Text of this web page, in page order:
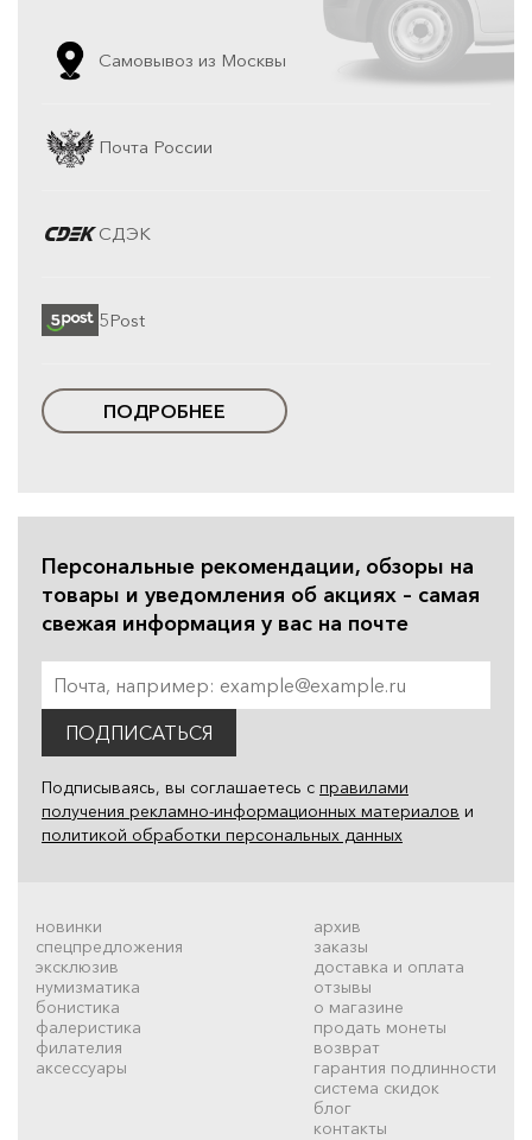
Самовывоз из Москвы
Почта России
СДЭК
5Post
ПОДРОБНЕЕ
Персональные рекомендации, обзоры на
товары и уведомления об акциях – самая
свежая информация у вас на почте
ПОДПИСАТЬСЯ
Подписываясь, вы соглашаетесь с правилами
получения рекламно-информационных материалов и
политикой обработки персональных данных
новинки
спецпредложения
эксклюзив
нумизматика
бонистика
фалеристика
филателия
аксессуары
архив
заказы
доставка и оплата
отзывы
о магазине
продать монеты
возврат
гарантия подлинности
система скидок
блог
контакты